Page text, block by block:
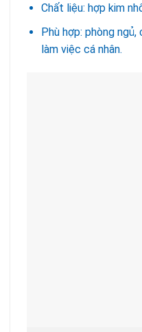
Chất liệu: hợp kim
Phù hợp: phòng
làm việc cá nhân.